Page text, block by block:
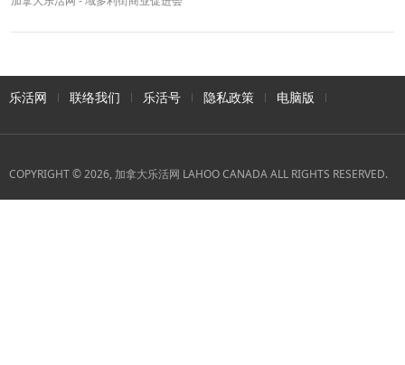
乐活网 联络我们 乐活号 隐私政策 电脑版
COPYRIGHT © 2026, 加拿大乐活网 LAHOO CANADA ALL RIGHTS RESERVED.